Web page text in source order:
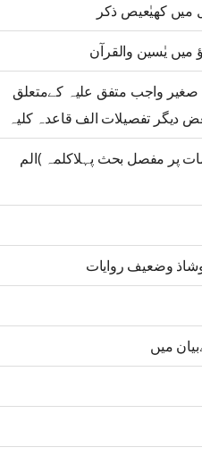
میں کھیٰعیص ذکر
میں یٰسین والقرآن
صغیر واجب متفق علیہ کےمتعلق
دیگر تفصیلات الف قاعدہ کلیہ
پر مفصل بحث پہلاکلمہ )الم
وضعیف روایات
میں